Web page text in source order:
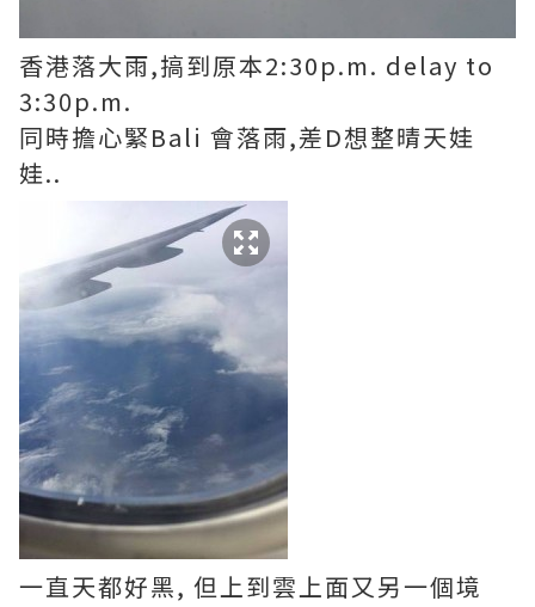
香港落大雨,搞到原本2:30p.m. delay to
3:30p.m.
同時擔心緊Bali 會落雨,差D想整晴天娃
娃..
一直天都好黑, 但上到雲上面又另一個境